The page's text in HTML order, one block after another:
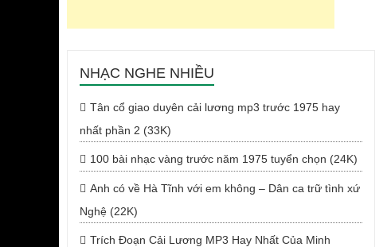
NHẠC NGHE NHIỀU
Tân cổ giao duyên cải lương mp3 trước 1975 hay
nhất phần 2 (33K)
100 bài nhạc vàng trước năm 1975 tuyển chọn (24K)
Anh có về Hà Tĩnh với em không – Dân ca trữ tình xứ
Nghệ (22K)
Trích Đoạn Cải Lương MP3 Hay Nhất Của Minh